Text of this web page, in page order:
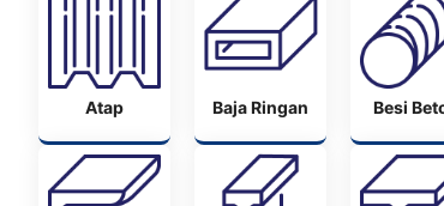
Atap Baja Ringan Besi